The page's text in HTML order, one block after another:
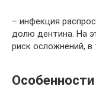
– инфекция
долю дентина. На
риск осложнений,